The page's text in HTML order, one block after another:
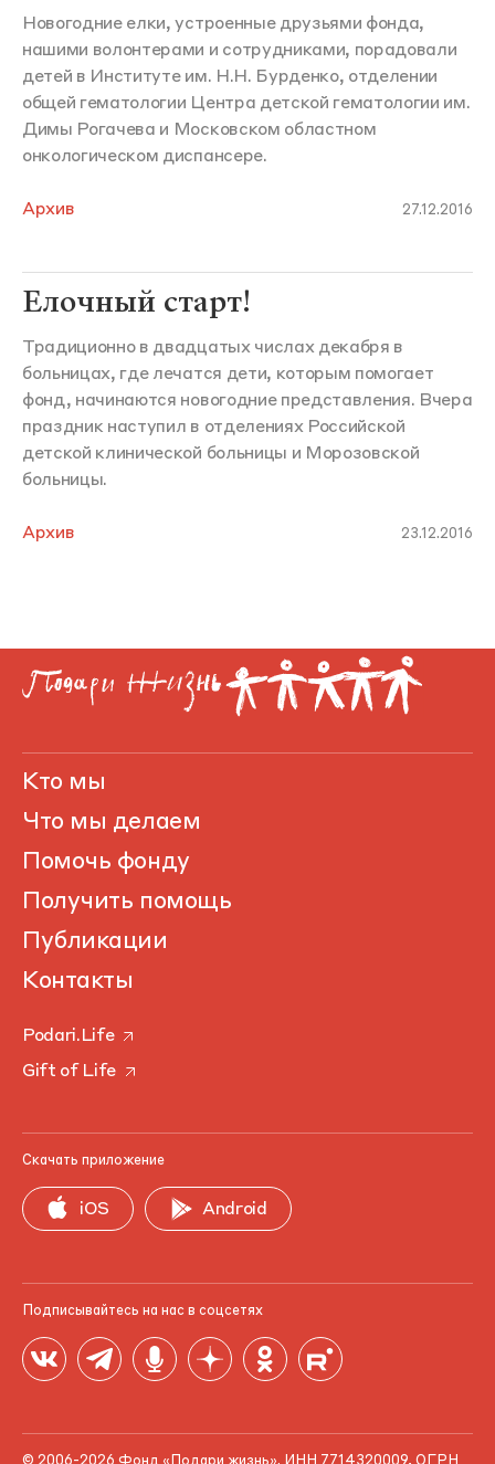
Новогодние елки, устроенные друзьями фонда,
нашими волонтерами и сотрудниками, порадовали
детей в Институте им. Н.Н. Бурденко, отделении
общей гематологии Центра детской гематологии им.
Димы Рогачева и Московском областном
онкологическом диспансере.
Архив 27.12.2016
Елочный старт!
Традиционно в двадцатых числах декабря в
больницах, где лечатся дети, которым помогает
фонд, начинаются новогодние представления. Вчера
праздник наступил в отделениях Российской
детской клинической больницы и Морозовской
больницы.
Архив 23.12.2016
Кто мы
Что мы делаем
Помочь фонду
Получить помощь
Публикации
Контакты
Podari.Life
Gift of Life
Скачать приложение
iOS Android
Подписывайтесь на нас в соцсетях